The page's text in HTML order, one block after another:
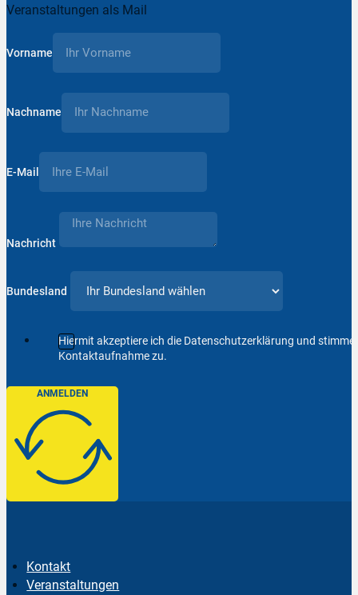
Veranstaltungen als Mail
Vorname
Nachname
E-Mail
Nachricht
Bundesland
Hiermit akzeptiere ich die Datenschutzerklärung und
Kontaktaufnahme zu.
ANMELDEN
Kontakt
Veranstaltungen